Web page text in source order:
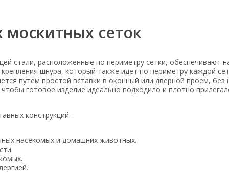
москитных сеток
стали, расположенные по периметру сетки, обеспечивают
шнура, который также идет по периметру каждой
путем простой вставки в оконный или дверной проем,
готовое изделие идеально подходило и плотно
конструкций:
насекомых и домашних животных.